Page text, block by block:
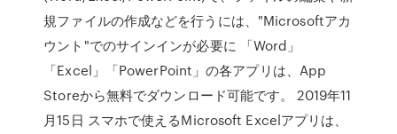
規ファイルの作成などを行うには、"Microsoftアカ
ウント"でのサインインが必要に 「Word」
「Excel」「PowerPoint」の各アプリは、App
Storeから無料でダウンロード可能です。 2019年11
月15日 スマホで使えるMicrosoft Excelアプリは、